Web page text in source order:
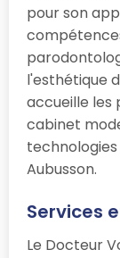
pour son
l'esthétique
accueille les
cabinet
Aubusson.
Services
Le Docteur